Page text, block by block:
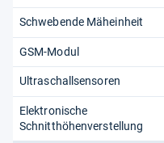
Schwebende Mäheinheit
GSM-Modul
Ultraschallsensoren
Elektronische
Schnitthöhenverstellung